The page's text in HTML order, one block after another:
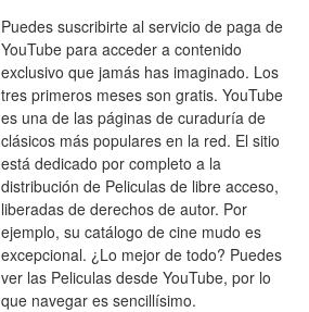
Puedes suscribirte al servicio de paga de
YouTube para acceder a contenido
exclusivo que jamás has imaginado. Los
tres primeros meses son gratis. YouTube
es una de las páginas de curaduría de
clásicos más populares en la red. El sitio
está dedicado por completo a la
distribución de Peliculas de libre acceso,
liberadas de derechos de autor. Por
ejemplo, su catálogo de cine mudo es
excepcional. ¿Lo mejor de todo? Puedes
ver las Peliculas desde YouTube, por lo
que navegar es sencillísimo.